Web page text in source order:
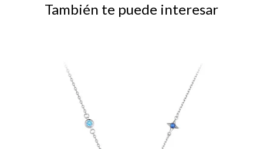
También te puede interesar